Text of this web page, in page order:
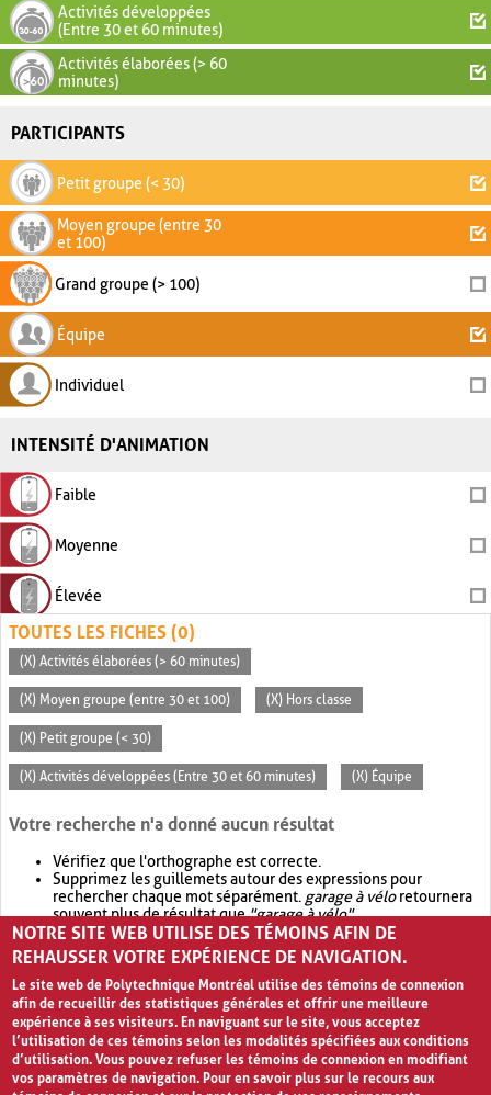
Activités développées
(Entre 30 et 60 minutes)
Activités élaborées (> 60
minutes)
PARTICIPANTS
Petit groupe (< 30)
Moyen groupe (entre 30
et 100)
Grand groupe (> 100)
Équipe
Individuel
INTENSITÉ D'ANIMATION
Faible
Moyenne
Élevée
TOUTES LES FICHES (0)
(X) Activités élaborées (> 60 minutes)
(X) Moyen groupe (entre 30 et 100) (X) Hors classe
(X) Petit groupe (< 30)
(X) Activités développées (Entre 30 et 60 minutes) (X) Équipe
Votre recherche n'a donné aucun résultat
Vérifiez que l'orthographe est correcte.
Supprimez les guillemets autour des expressions pour
rechercher chaque mot séparément. garage à véloretournera
souvent plus de résultat que"garage à vélo".
Envisagez d'élargir votre recherche avec OR.garage OR vélo
retournera souvent plus de résultat quegarage à vélo
NOTRE SITE WEB UTILISE DES TÉMOINS AFIN DE
REHAUSSER VOTRE EXPÉRIENCE DE NAVIGATION.
Le site web de Polytechnique Montréal utilise des témoins de connexion
afin de recueillir des statistiques générales et offrir une meilleure
expérience à ses visiteurs. En naviguant sur le site, vous acceptez
l’utilisation de ces témoins selon les modalités spécifiées aux conditions
d’utilisation. Vous pouvez refuser les témoins de connexion en modifiant
vos paramètres de navigation. Pour en savoir plus sur le recours aux